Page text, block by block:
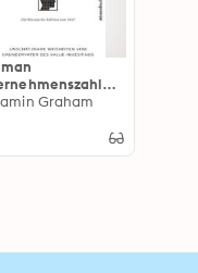
Unschätzbare
des
Graham